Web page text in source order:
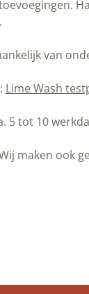
van
Lime Wash
5 tot 10
maken ook